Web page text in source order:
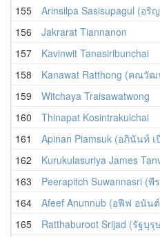
155
Arinsilpa Sasisupagul (อ
156
Jakrarat Tiannanon
157
Kavinwit Tanasiribunchai
158
Kanawat Ratthong (คณวั
159
Witchaya Traisawatwong
160
Thinapat Kosintrakulchai
161
Apinan Piamsuk (อภินันท์
162
Kurukulasuriya James
163
Peerapitch Suwannasri (
164
Afeef Anunnub (อฟีฟ อนัน
165
Ratthaburoot Srijad (รัฐบุรุ